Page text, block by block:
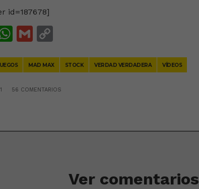
id=187678]
WhatsApp
Gmail
MAD MAX STOCK VERDAD VERDADERA VÍDEOS
56 COMENTARIOS
Ver comentarios